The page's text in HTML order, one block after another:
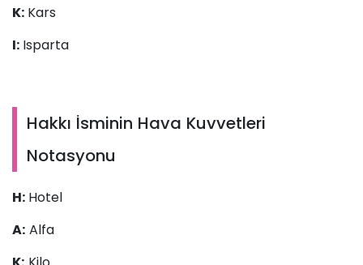
K: Kars
I: Isparta
Hakkı İsminin Hava Kuvvetleri
Notasyonu
H: Hotel
A: Alfa